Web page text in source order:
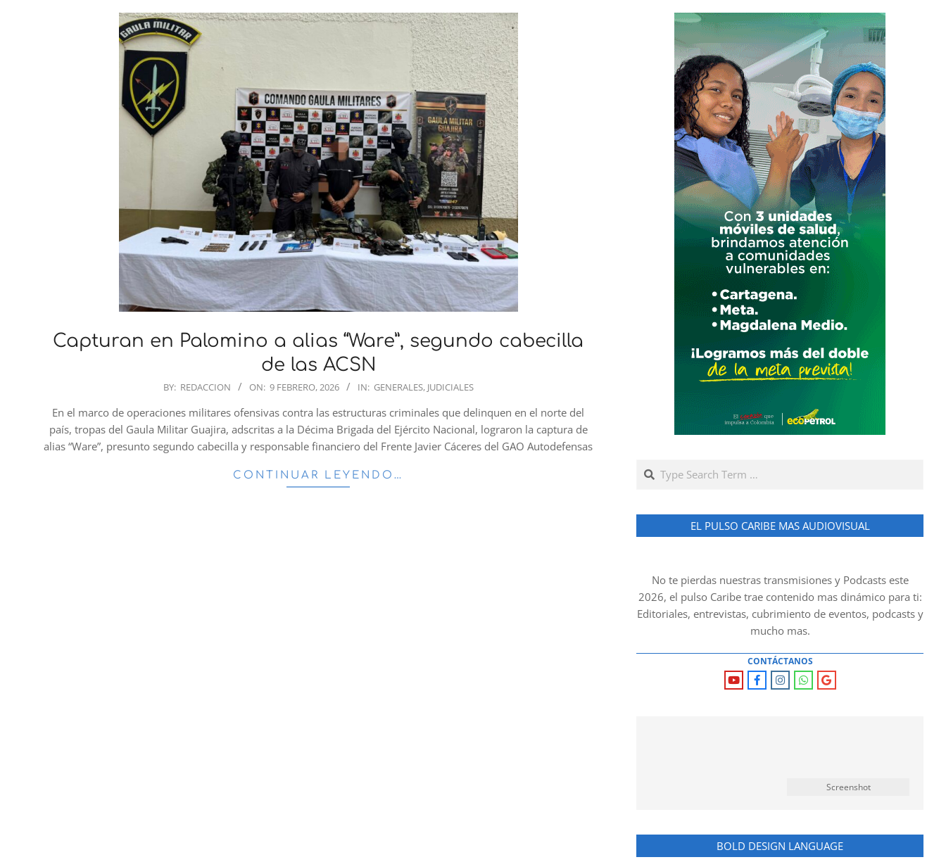
Capturan en Palomino a alias “Ware”, segundo cabecilla
de las ACSN
09
BY: REDACCION ON: 9 FEBRERO, 2026 IN: GENERALES, JUDICIALES
En el marco de operaciones militares ofensivas contra las estructuras criminales que delinquen en el norte del
país, tropas del Gaula Militar Guajira, adscritas a la Décima Brigada del Ejército Nacional, lograron la captura de
alias “Ware”, presunto segundo cabecilla y responsable financiero del Frente Javier Cáceres del GAO Autodefensas
CONTINUAR LEYENDO…
Search
EL PULSO CARIBE MAS AUDIOVISUAL
No te pierdas nuestras transmisiones y Podcasts este
2026, el pulso Caribe trae contenido mas dinámico para ti:
Editoriales, entrevistas, cubrimiento de eventos, podcasts y
mucho mas.
CONTÁCTANOS
Screenshot
BOLD DESIGN LANGUAGE